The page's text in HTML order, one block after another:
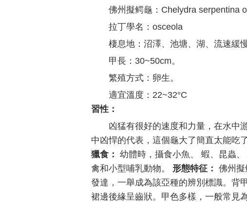
佛州擬鳄龜：Chelydra serpentina
拉丁學名：osceola
棲息地：沼澤、池塘、湖、流速緩
甲長：30~50cm。
繁殖方式：卵生。
適宜溫度：22~32°C
習性：
凶猛有很好的速度和力量，在水中
中凶悍的代表，這個龜大了簡直太能吃了
獵食： 幼體時，攝食小魚、 蝦、昆蟲
禽和小型哺乳動物。 形態特征： 佛州
發達，一舉成為該亞種的辨別標識。背
裙邊後緣呈齒狀。甲色多樣，一般常見